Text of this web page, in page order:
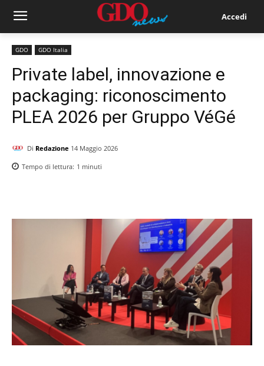
Accedi
GDO GDO Italia
Private label, innovazione e
packaging: riconoscimento
PLEA 2026 per Gruppo VéGé
Di Redazione 14 Maggio 2026
Tempo di lettura: 1 minuti